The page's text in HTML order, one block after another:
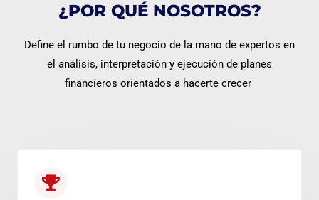
¿POR QUÉ NOSOTROS?
Define el rumbo de tu negocio de la mano de expertos en
el análisis, interpretación y ejecución de planes
financieros orientados a hacerte crecer